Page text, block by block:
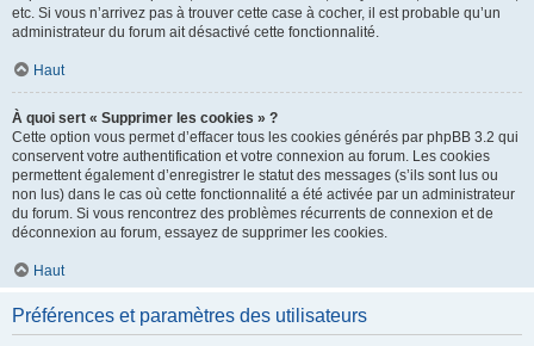
etc. Si vous n’arrivez pas à trouver cette case à cocher, il est probable qu’un
administrateur du forum ait désactivé cette fonctionnalité.
Haut
À quoi sert « Supprimer les cookies » ?
Cette option vous permet d’effacer tous les cookies générés par phpBB 3.2 qui
conservent votre authentification et votre connexion au forum. Les cookies
permettent également d’enregistrer le statut des messages (s’ils sont lus ou
non lus) dans le cas où cette fonctionnalité a été activée par un administrateur
du forum. Si vous rencontrez des problèmes récurrents de connexion et de
déconnexion au forum, essayez de supprimer les cookies.
Haut
Préférences et paramètres des utilisateurs